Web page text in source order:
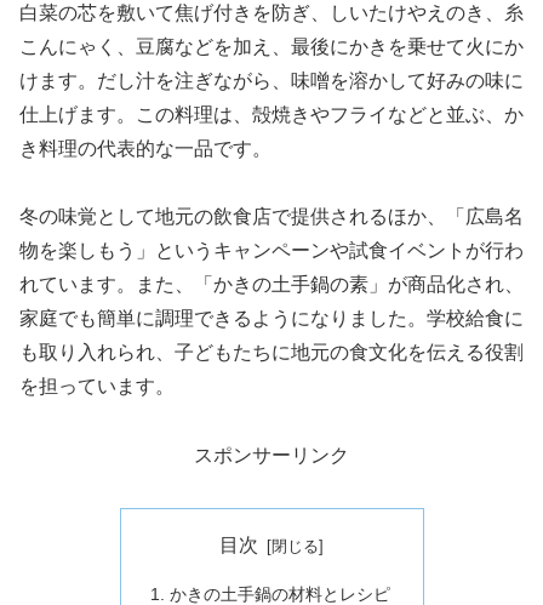
白菜の芯を敷いて焦げ付きを防ぎ、しいたけやえのき、糸
こんにゃく、豆腐などを加え、最後にかきを乗せて火にか
けます。だし汁を注ぎながら、味噌を溶かして好みの味に
仕上げます。この料理は、殻焼きやフライなどと並ぶ、か
き料理の代表的な一品です。
冬の味覚として地元の飲食店で提供されるほか、「広島名
物を楽しもう」というキャンペーンや試食イベントが行わ
れています。また、「かきの土手鍋の素」が商品化され、
家庭でも簡単に調理できるようになりました。学校給食に
も取り入れられ、子どもたちに地元の食文化を伝える役割
を担っています。
スポンサーリンク
目次
かきの土手鍋の材料とレシピ